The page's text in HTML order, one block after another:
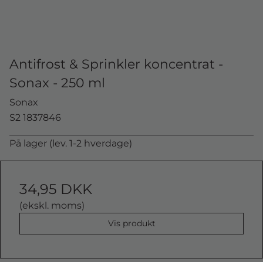
Antifrost & Sprinkler koncentrat -
Sonax - 250 ml
Sonax
S2 1837846
På lager (lev. 1-2 hverdage)
34,95 DKK
(ekskl. moms)
Vis produkt